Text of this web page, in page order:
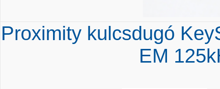
Proximity kulcsdugó
EM